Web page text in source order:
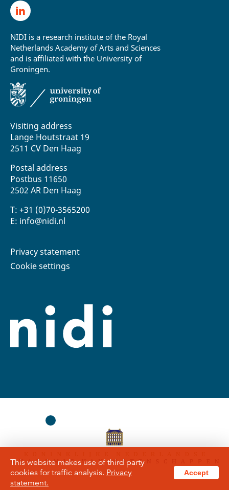
Visiting address
Lange Houtstraat 19
2511 CV Den Haag
Postal address
Postbus 11650
2502 AR Den Haag
T: +31 (0)70-3565200
E: info@nidi.nl
NIDI is a research institute of the Royal
Netherlands Academy of Arts and Sciences
and is affiliated with the University of
Groningen.
Privacy statement
Cookie settings
This website makes use of third party
cookies for traffic analysis. Privacy
statement.
Accept